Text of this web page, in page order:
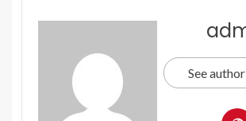
See